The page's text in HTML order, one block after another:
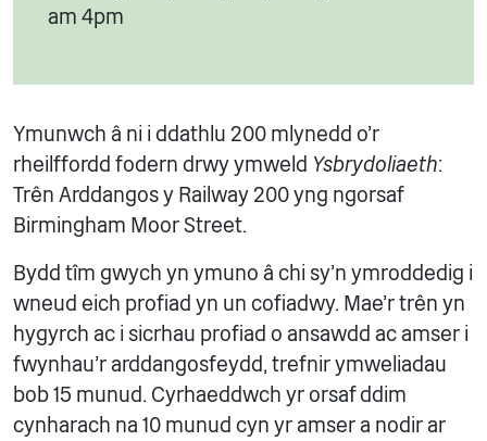
am 4pm
Ymunwch â ni i ddathlu 200 mlynedd o'r
rheilffordd fodern drwy ymweld Ysbrydoliaeth:
Trên Arddangos y Railway 200 yng ngorsaf
Birmingham Moor Street.
Bydd tîm gwych yn ymuno â chi sy'n ymroddedig i
wneud eich profiad yn un cofiadwy. Mae'r trên yn
hygyrch ac i sicrhau profiad o ansawdd ac amser i
fwynhau'r arddangosfeydd, trefnir ymweliadau
bob 15 munud. Cyrhaeddwch yr orsaf ddim
cynharach na 10 munud cyn yr amser a nodir ar